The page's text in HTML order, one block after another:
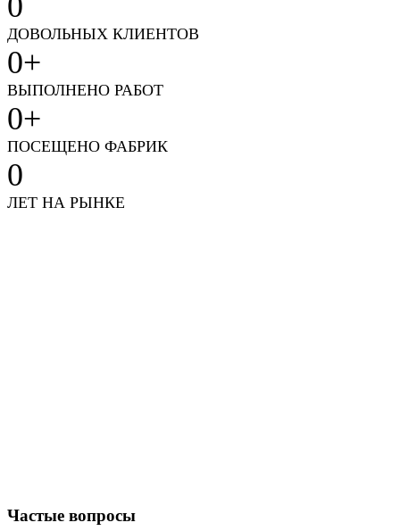
ДОВОЛЬНЫХ КЛИЕНТОВ
0+
ВЫПОЛНЕНО РАБОТ
0+
ПОСЕЩЕНО ФАБРИК
0
ЛЕТ НА РЫНКЕ
Частые вопросы